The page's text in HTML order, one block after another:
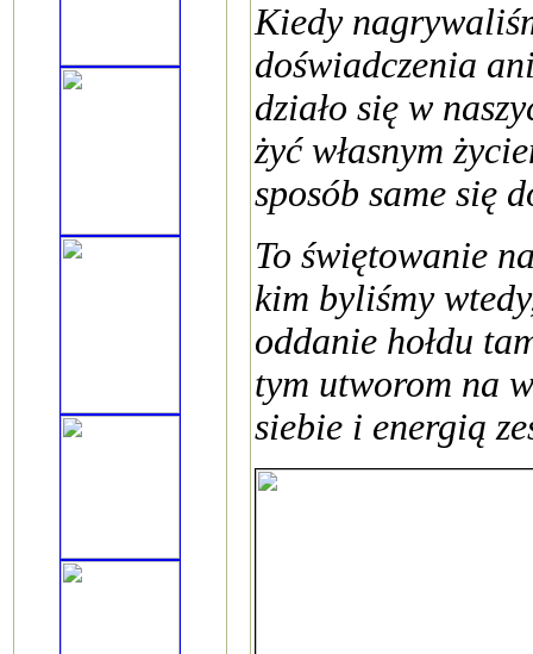
Kiedy
doświadczenia
działo się w
żyć własnym
sposób same się
To świętowanie
kim byliśmy
oddanie hołdu
tym utworom na
siebie i energią